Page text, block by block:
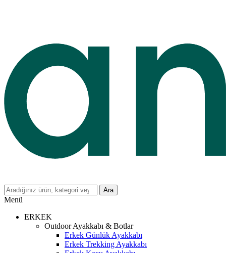
Ara
Menü
ERKEK
Outdoor Ayakkabı & Botlar
Erkek Günlük Ayakkabı
Erkek Trekking Ayakkabı